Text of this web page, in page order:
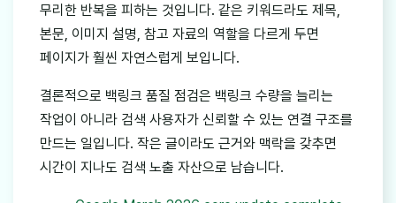
무리한 반복을 피하는 것입니다. 같은 키워드라도 제목,
본문, 이미지 설명, 참고 자료의 역할을 다르게 두면
페이지가 훨씬 자연스럽게 보입니다.
결론적으로 백링크 품질 점검은 백링크 수량을 늘리는
작업이 아니라 검색 사용자가 신뢰할 수 있는 연결 구조를
만드는 일입니다. 작은 글이라도 근거와 맥락을 갖추면
시간이 지나도 검색 노출 자산으로 남습니다.